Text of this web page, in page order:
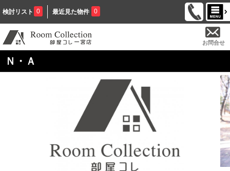
検討リスト 0 最近見た物件 0
お問合せ
Ｎ・Ａ